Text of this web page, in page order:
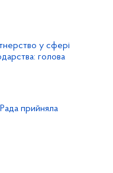
у сфері
голова
прийняла